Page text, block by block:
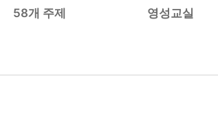
58개 주제 영성교실